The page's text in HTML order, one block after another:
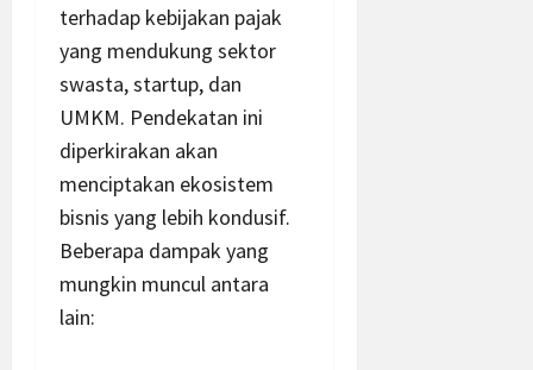
terhadap kebijakan pajak
yang mendukung sektor
swasta, startup, dan
UMKM. Pendekatan ini
diperkirakan akan
menciptakan ekosistem
bisnis yang lebih kondusif.
Beberapa dampak yang
mungkin muncul antara
lain: